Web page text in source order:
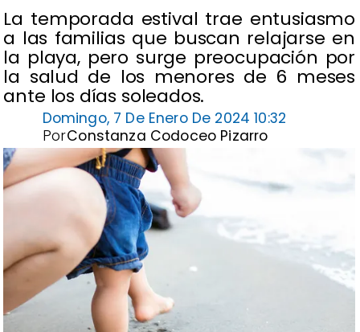
La temporada estival trae entusiasmo
a las familias que buscan relajarse en
la playa, pero surge preocupación por
la salud de los menores de 6 meses
ante los días soleados.
Domingo, 7 De Enero De 2024 10:32
Constanza Codoceo Pizarro
Por